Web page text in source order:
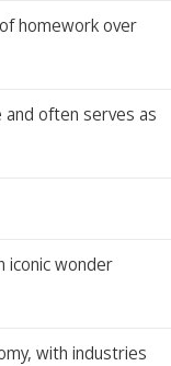
homework over
and often serves as
iconic wonder
with industries